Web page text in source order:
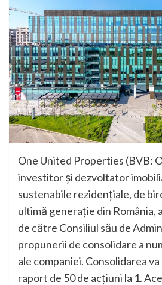
One United Properties (BVB:
investitor și dezvoltator
sustenabile rezidențiale, de
ultimă generație din România,
de către Consiliul său de
propunerii de consolidare a
ale companiei. Consolidarea
raport de 50 de acțiuni la 1.